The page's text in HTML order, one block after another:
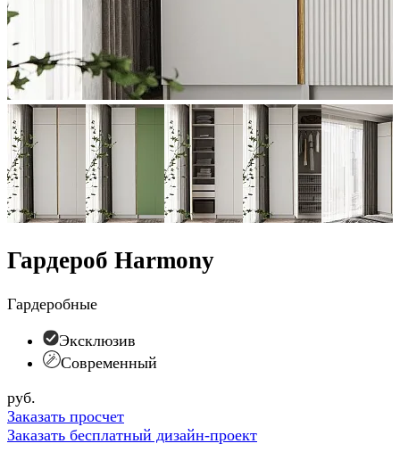
Гардероб Harmony
Гардеробные
Эксклюзив
Современный
руб.
Заказать просчет
Заказать бесплатный дизайн-проект